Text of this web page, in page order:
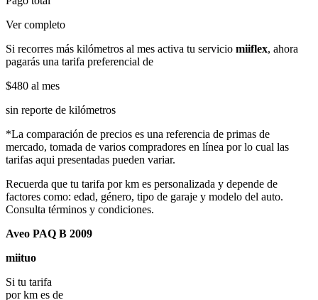
Ver completo
Si recorres más kilómetros al mes activa tu servicio miiflex, ahora
pagarás una tarifa preferencial de
$480 al mes
sin reporte de kilómetros
*La comparación de precios es una referencia de primas de
mercado, tomada de varios compradores en línea por lo cual las
tarifas aqui presentadas pueden variar.
Recuerda que tu tarifa por km es personalizada y depende de
factores como: edad, género, tipo de garaje y modelo del auto.
Consulta términos y condiciones.
Aveo PAQ B 2009
miituo
Si tu tarifa
por km es de